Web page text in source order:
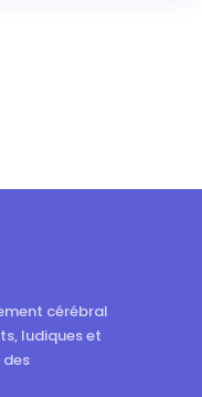
cérébral
ludiques et
des